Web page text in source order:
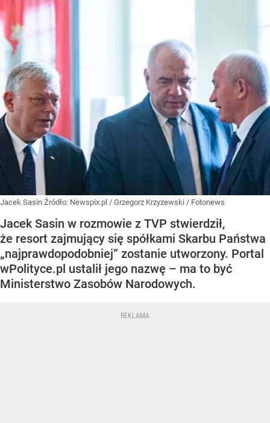
Jacek Sasin Źródło: Newspix.pl / Grzegorz Krzyzewski / Fotonews
Jacek Sasin w rozmowie z TVP stwierdził,
że resort zajmujący się spółkami Skarbu Państwa
„najprawdopodobniej” zostanie utworzony. Portal
wPolityce.pl ustalił jego nazwę – ma to być
Ministerstwo Zasobów Narodowych.